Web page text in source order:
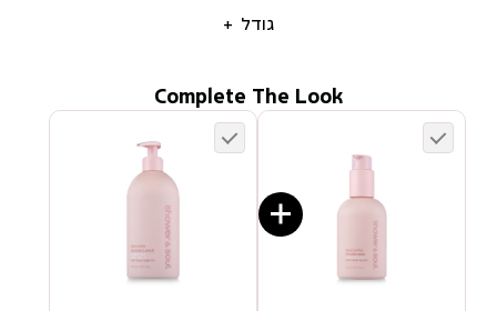
גודל
Complete The Look